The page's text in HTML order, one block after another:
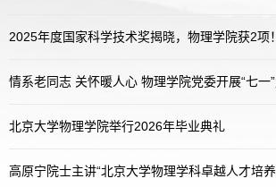
2025年度国家科学技术奖揭晓，物理学院获2项！
北京大学物理学院举行2026年毕业典礼